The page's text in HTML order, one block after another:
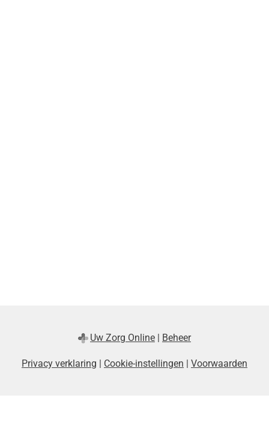
Uw Zorg Online | Beheer
Privacy verklaring | Cookie-instellingen | Voorwaarden